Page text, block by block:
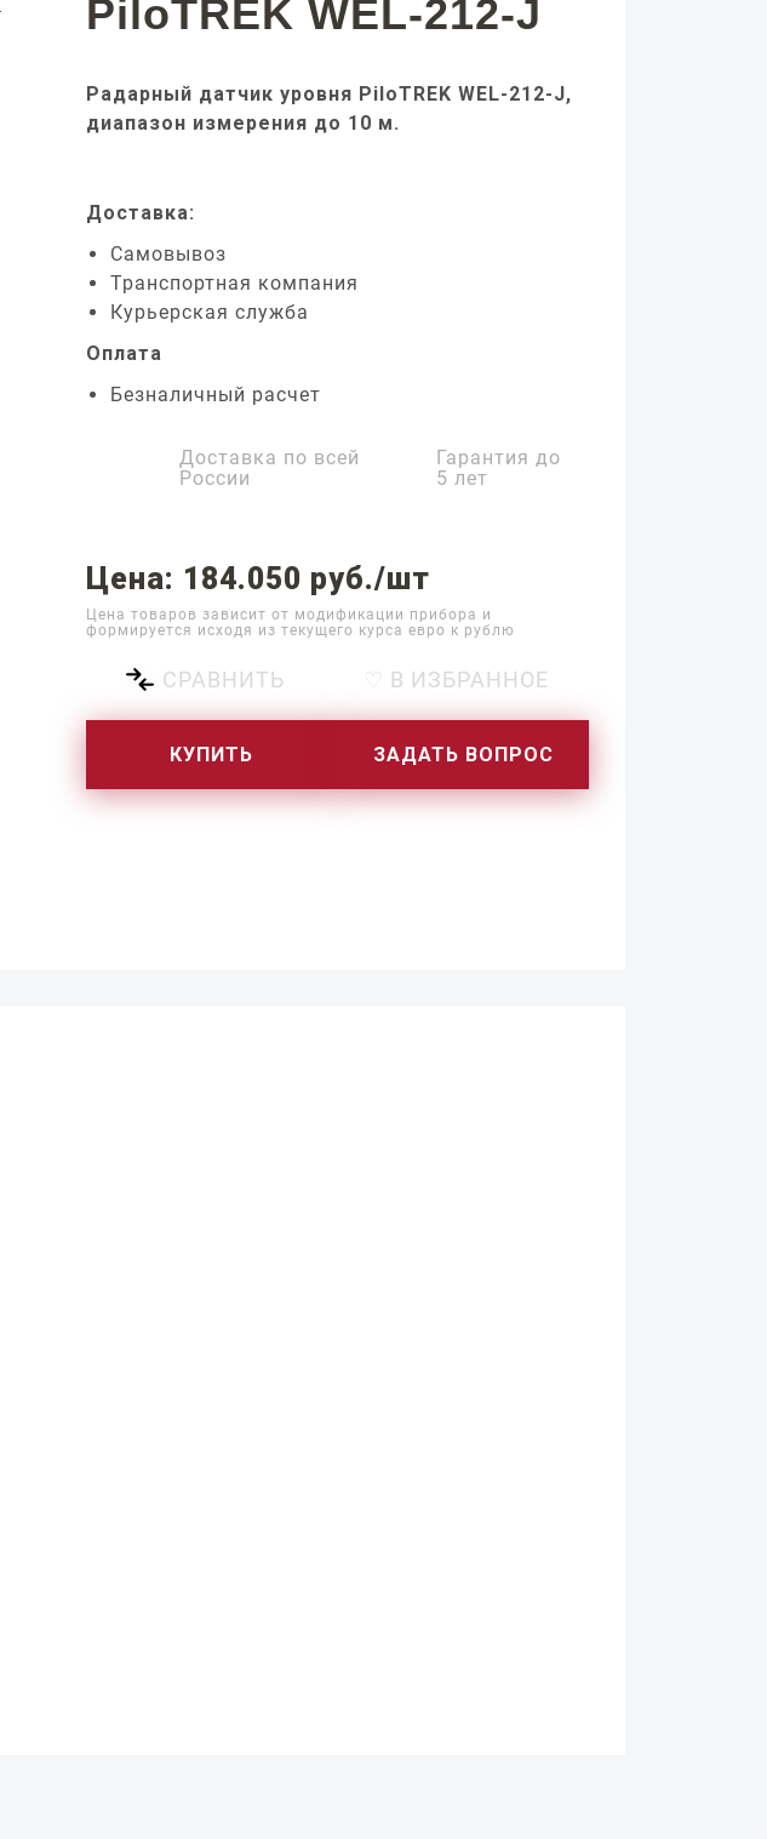
PiloTREK WEL-212-J
Радарный датчик уровня PiloTREK WEL-212-J,
диапазон измерения до 10 м.
Доставка:
Самовывоз
Транспортная компания
Курьерская служба
Оплата
Безналичный расчет
Доставка по всей
России
Гарантия до
5 лет
Цена: 184.050 руб./шт
Цена товаров зависит от модификации прибора и
формируется исходя из текущего курса евро к рублю
СРАВНИТЬ ♡ В ИЗБРАННОЕ
КУПИТЬ ЗАДАТЬ ВОПРОС